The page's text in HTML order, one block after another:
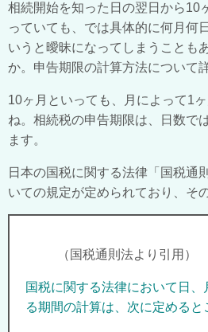
相続開始を知った日の翌日から10
っていても、では具体的に何月何
いうと曖昧になってしまうことも
か。申告期限の計算方法について
10ヶ月といっても、月によって1
ね。相続税の申告期限は、日数で
ます。
日本の国税に関する法律「国税通
いての規定が定められており、そ
（国税通則法より引用）
国税に関する法律において日
る期間の計算は、次に定めると